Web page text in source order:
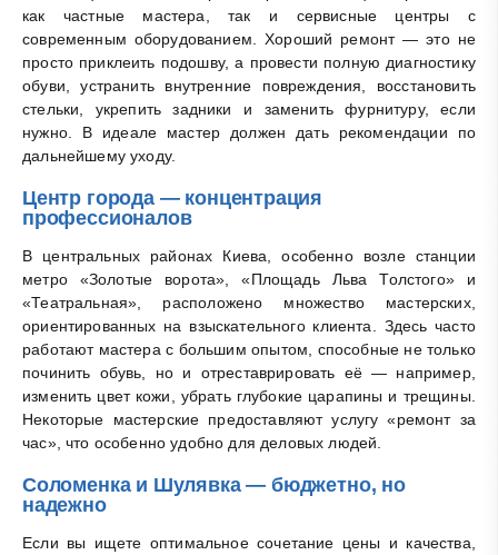
как частные мастера, так и сервисные центры с
современным оборудованием. Хороший ремонт — это не
просто приклеить подошву, а провести полную диагностику
обуви, устранить внутренние повреждения, восстановить
стельки, укрепить задники и заменить фурнитуру, если
нужно. В идеале мастер должен дать рекомендации по
дальнейшему уходу.
Центр города — концентрация
профессионалов
В центральных районах Киева, особенно возле станции
метро «Золотые ворота», «Площадь Льва Толстого» и
«Театральная», расположено множество мастерских,
ориентированных на взыскательного клиента. Здесь часто
работают мастера с большим опытом, способные не только
починить обувь, но и отреставрировать её — например,
изменить цвет кожи, убрать глубокие царапины и трещины.
Некоторые мастерские предоставляют услугу «ремонт за
час», что особенно удобно для деловых людей.
Соломенка и Шулявка — бюджетно, но
надежно
Если вы ищете оптимальное сочетание цены и качества,